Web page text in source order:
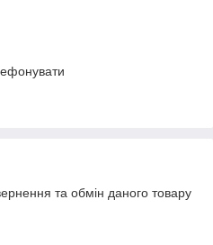
та обмін даного товару